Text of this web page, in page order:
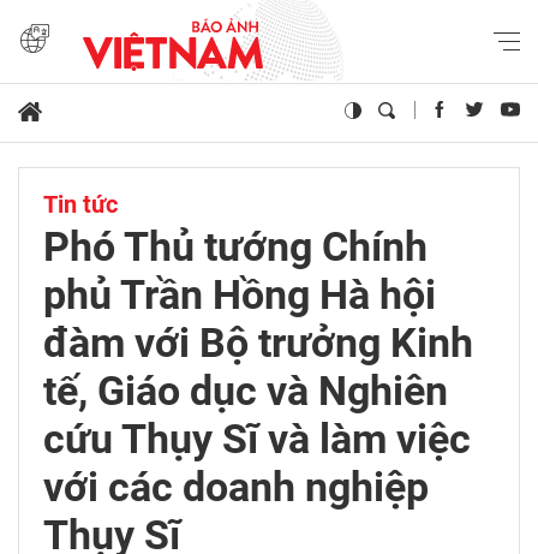
Tin tức
Phó Thủ tướng Chính
phủ Trần Hồng Hà hội
đàm với Bộ trưởng Kinh
tế, Giáo dục và Nghiên
cứu Thụy Sĩ và làm việc
với các doanh nghiệp
Thụy Sĩ